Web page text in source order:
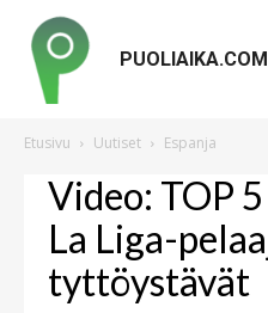
PUOLIAIKA.COM
Etusivu Uutiset Espanja
Video: TOP
La Liga-
tyttöystävät